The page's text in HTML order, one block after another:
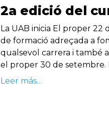
2a edició del
La UAB inicia El proper 22
de formació adreçada a
qualsevol carrera i també
el proper 30 de setembre.
Leer más…